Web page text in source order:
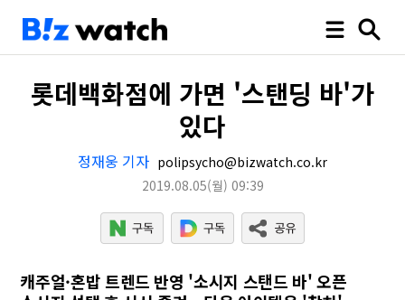
롯데백화점에 가면 '스탠딩 바'가
있다
정재웅 기자 polipsycho@bizwatch.co.kr
2019.08.05(월) 09:39
캐주얼·혼밥 트렌드 반영 '소시지 스탠드 바' 오픈